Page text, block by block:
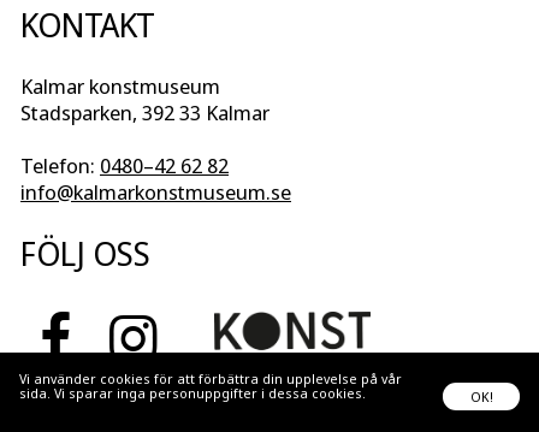
KONTAKT
Kalmar konstmuseum
Stadsparken, 392 33 Kalmar
Telefon: 0480–42 62 82
info@kalmarkonstmuseum.se
FÖLJ OSS
Vi använder cookies för att förbättra din upplevelse på vår
sida. Vi sparar inga personuppgifter i dessa cookies.
OK!